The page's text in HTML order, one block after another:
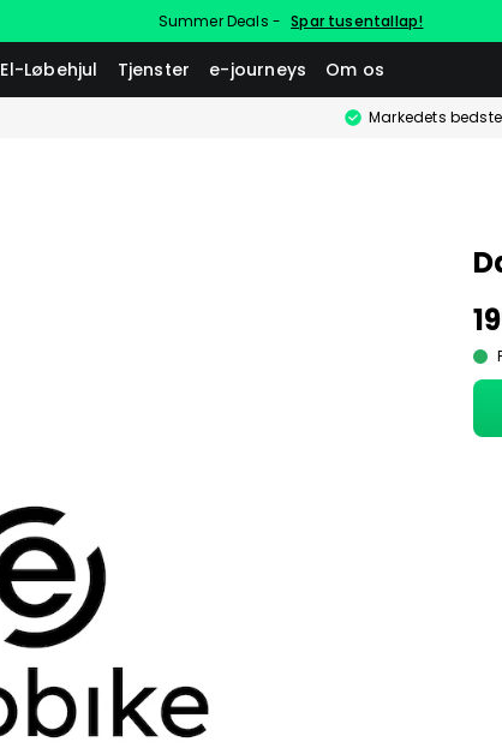
Summer Deals - Spar tusentallap!
El-Løbehjul Tjenster e-journeys Om os
Markedets